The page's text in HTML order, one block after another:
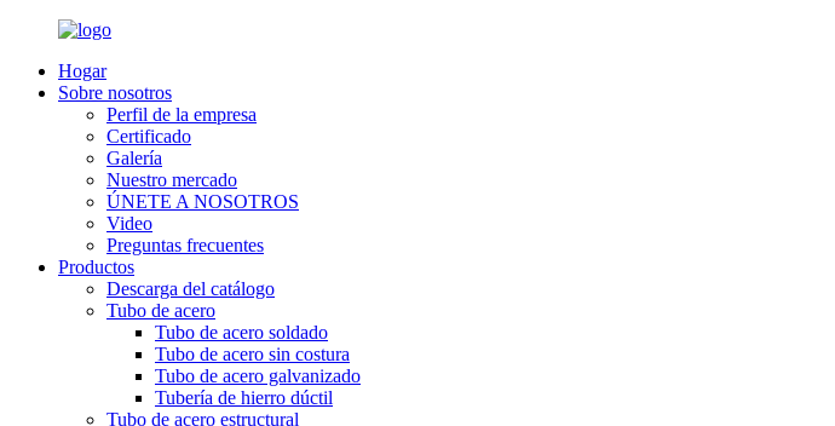
Hogar
Sobre nosotros
Perfil de la empresa
Certificado
Galería
Nuestro mercado
ÚNETE A NOSOTROS
Video
Preguntas frecuentes
Productos
Descarga del catálogo
Tubo de acero
Tubo de acero soldado
Tubo de acero sin costura
Tubo de acero galvanizado
Tubería de hierro dúctil
Tubo de acero estructural